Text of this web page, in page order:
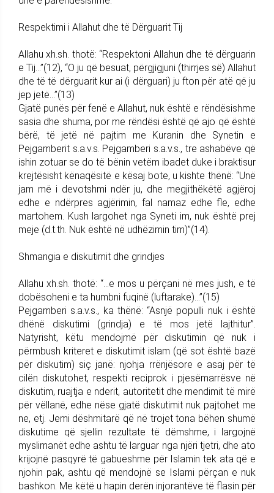
Respektimi i Allahut dhe të Dërguarit Tij
Allahu xh.sh. thotë: “Respektoni Allahun dhe të dërguarin
e Tij…”(12), “O ju që besuat, përgjigjuni (thirrjes së) Allahut
dhe të të dërguarit kur ai (i dërguari) ju fton për atë që ju
jep jetë…”(13)
Gjatë punës për fenë e Allahut, nuk është e rëndësishme
sasia dhe shuma, por me rëndësi është që ajo që është
bërë, të jetë në pajtim me Kuranin dhe Synetin e
Pejgamberit s.a.v.s. Pejgamberi s.a.v.s., tre ashabëve që
ishin zotuar se do të bënin vetëm ibadet duke i braktisur
krejtësisht kënaqësitë e kësaj bote, u kishte thënë: “Unë
jam më i devotshmi ndër ju, dhe megjithëkëtë agjëroj
edhe e ndërpres agjërimin, fal namaz edhe fle, edhe
martohem. Kush largohet nga Syneti im, nuk është prej
meje (d.t.th. Nuk është në udhëzimin tim)”(14).
Shmangia e diskutimit dhe grindjes
Allahu xh.sh. thotë: “…e mos u përçani në mes jush, e të
dobësoheni e ta humbni fuqinë (luftarake)…”(15)
Pejgamberi s.a.v.s., ka thënë: “Asnjë populli nuk i është
dhënë diskutimi (grindja) e të mos jetë lajthitur”.
Natyrisht, këtu mendojmë për diskutimin që nuk i
përmbush kriteret e diskutimit islam (që sot është bazë
për diskutim) siç janë: njohja rrënjësore e asaj për të
cilën diskutohet, respekti reciprok i pjesëmarrësve në
diskutim, ruajtja e nderit, autoritetit dhe mendimit të mirë
për vëllanë, edhe nëse gjatë diskutimit nuk pajtohet me
ne, etj. Jemi dëshmitarë që në trojet tona bëhen shumë
diskutime që sjellin rezultate të dëmshme, i largojnë
myslimanët edhe ashtu të larguar nga njëri tjetri, dhe ato
krijojnë pasqyrë të gabueshme për Islamin tek ata që e
njohin pak, ashtu që mendojnë se Islami përçan e nuk
bashkon. Me këtë u hapin derën injorantëve të flasin për